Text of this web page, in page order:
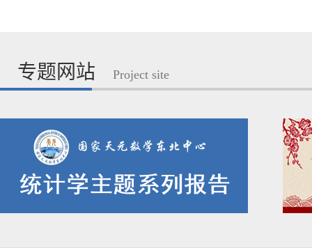
专题网站 Project site